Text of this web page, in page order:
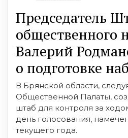
Председатель
общественного
Валерий
о подготовке
В Брянской области,
Общественной Палаты,
штаб для контроля за
день голосования,
текущего года.